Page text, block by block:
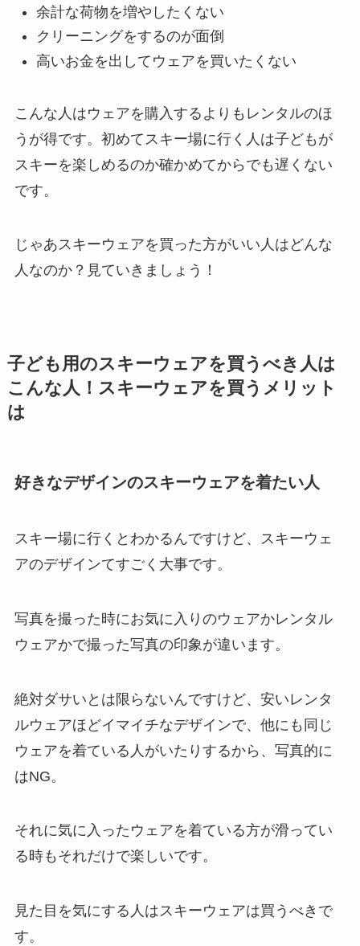
余計な荷物を増やしたくない
クリーニングをするのが面倒
高いお金を出してウェアを買いたくない
こんな人はウェアを購入するよりもレンタルのほ
うが得です。初めてスキー場に行く人は子どもが
スキーを楽しめるのか確かめてからでも遅くない
です。
じゃあスキーウェアを買った方がいい人はどんな
人なのか？見ていきましょう！
子ども用のスキーウェアを買うべき人は
こんな人！スキーウェアを買うメリット
は
好きなデザインのスキーウェアを着たい人
スキー場に行くとわかるんですけど、スキーウェ
アのデザインてすごく大事です。
写真を撮った時にお気に入りのウェアかレンタル
ウェアかで撮った写真の印象が違います。
絶対ダサいとは限らないんですけど、安いレンタ
ルウェアほどイマイチなデザインで、他にも同じ
ウェアを着ている人がいたりするから、写真的に
はNG。
それに気に入ったウェアを着ている方が滑ってい
る時もそれだけで楽しいです。
見た目を気にする人はスキーウェアは買うべきで
す。